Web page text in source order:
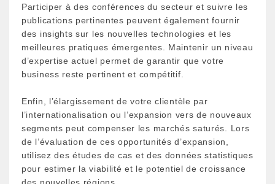
Participer à des conférences du secteur et suivre les
publications pertinentes peuvent également fournir
des insights sur les nouvelles technologies et les
meilleures pratiques émergentes. Maintenir un niveau
d’expertise actuel permet de garantir que votre
business reste pertinent et compétitif.
Enfin, l’élargissement de votre clientèle par
l’internationalisation ou l’expansion vers de nouveaux
segments peut compenser les marchés saturés. Lors
de l’évaluation de ces opportunités d’expansion,
utilisez des études de cas et des données statistiques
pour estimer la viabilité et le potentiel de croissance
des nouvelles régions.